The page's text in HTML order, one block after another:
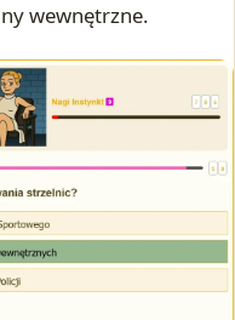
wewnętrzne.